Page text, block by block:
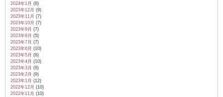
2024年1月 (6)
2023年12月 (9)
2023年11月 (7)
2023年10月 (7)
2023年9月 (7)
2023年8月 (5)
2023年7月 (7)
2023年6月 (10)
2023年5月 (6)
2023年4月 (10)
2023年3月 (9)
2023年2月 (9)
2023年1月 (12)
2022年12月 (10)
2022年11月 (10)